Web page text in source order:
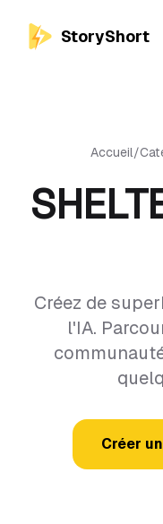
StoryShort
Accueil/
Créez de
l'IA.
Créer